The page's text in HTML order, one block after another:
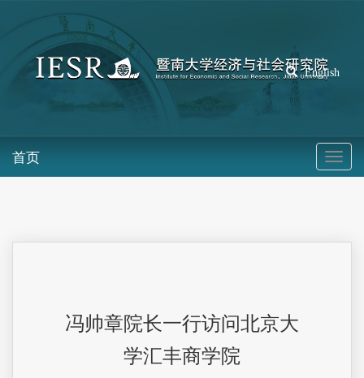
English
首页
冯帅章院长一行访问北京大
学汇丰商学院